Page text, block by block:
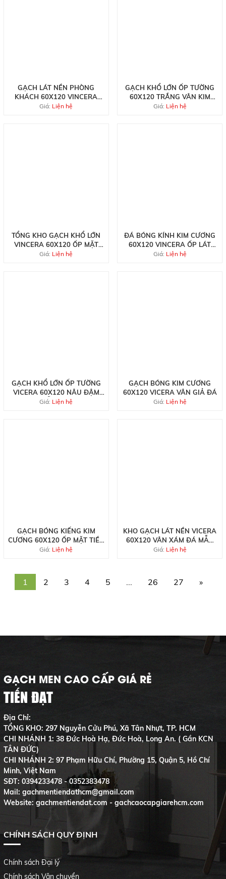
GẠCH LÁT NỀN PHÒNG
KHÁCH 60X120 VINCERA
MÀU NÂU KHẮC KIM
Giá: Liện hệ
GẠCH KHỔ LỚN ỐP TƯỜNG
60X120 TRẮNG VÂN KIM
CƯƠNG VINCERA
Giá: Liện hệ
TỔNG KHO GẠCH KHỔ LỚN
VINCERA 60X120 ỐP MẶT
TIỀN
Giá: Liện hệ
ĐÁ BÓNG KÍNH KIM CƯƠNG
60X120 VINCERA ỐP LÁT
VÀNG KEM
Giá: Liện hệ
GẠCH KHỔ LỚN ỐP TƯỜNG
VICERA 60X120 NÂU ĐẬM
MẪU MỚI
Giá: Liện hệ
GẠCH BÓNG KIM CƯƠNG
60X120 VICERA VÂN GIẢ ĐÁ
Giá: Liện hệ
GẠCH BÓNG KIẾNG KIM
CƯƠNG 60X120 ỐP MẶT TIỀN
ĐEN VÀNG
Giá: Liện hệ
KHO GẠCH LÁT NỀN VICERA
60X120 VÂN XÁM ĐÁ MẪU
MỚI TẠI QUẬN 3
Giá: Liện hệ
1 2 3 4 5 ... 26 27 »
GẠCH MEN CAO CẤP GIÁ RẺ
TIẾN ĐẠT
Địa Chỉ:
TỔNG KHO: 297 Nguyễn Cửu Phú, Xã Tân Nhựt, TP. HCM
CHI NHÁNH 1: 38 Đức Hoà Hạ, Đức Hoà, Long An. ( Gần KCN
TÂN ĐỨC)
CHI NHÁNH 2: 97 Phạm Hữu Chí, Phường 15, Quận 5, Hồ Chí
Minh, Việt Nam
SĐT: 0394233478 - 0352383478
Mail: gachmentiendathcm@gmail.com
Website: gachmentiendat.com - gachcaocapgiarehcm.com
CHÍNH SÁCH QUY ĐỊNH
Chính sách Đại lý
Chính sách Vận chuyển